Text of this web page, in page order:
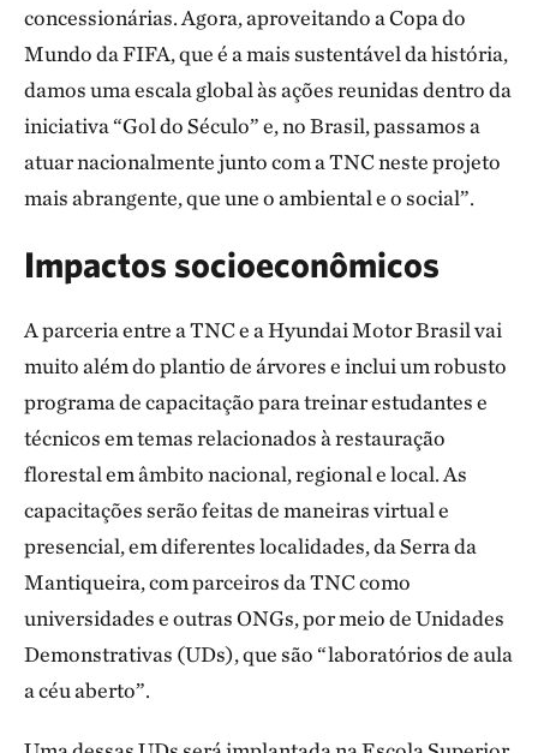
concessionárias. Agora, aproveitando a Copa do
Mundo da FIFA, que é a mais sustentável da história,
damos uma escala global às ações reunidas dentro da
iniciativa “Gol do Século” e, no Brasil, passamos a
atuar nacionalmente junto com a TNC neste projeto
mais abrangente, que une o ambiental e o social”.
Impactos socioeconômicos
A parceria entre a TNC e a Hyundai Motor Brasil vai
muito além do plantio de árvores e inclui um robusto
programa de capacitação para treinar estudantes e
técnicos em temas relacionados à restauração
florestal em âmbito nacional, regional e local. As
capacitações serão feitas de maneiras virtual e
presencial, em diferentes localidades, da Serra da
Mantiqueira, com parceiros da TNC como
universidades e outras ONGs, por meio de Unidades
Demonstrativas (UDs), que são “laboratórios de aula
a céu aberto”.